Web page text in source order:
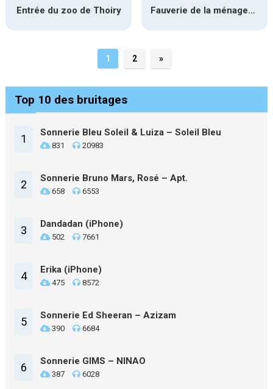
Entrée du zoo de Thoiry Fauverie de la ménagerie de Paris
1 2 »
Top 10 des bruitages
1 Sonnerie Bleu Soleil & Luiza – Soleil Bleu
831 20983
2 Sonnerie Bruno Mars, Rosé – Apt.
658 6553
3 Dandadan (iPhone)
502 7661
4 Erika (iPhone)
475 8572
5 Sonnerie Ed Sheeran – Azizam
390 6684
6 Sonnerie GIMS – NINAO
387 6028